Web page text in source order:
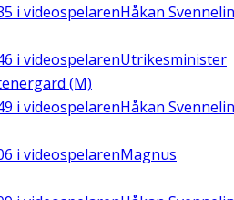
i videospelarenHåkan
i videospelarenUtrikesminister
(M)
i videospelarenHåkan
i videospelarenMagnus